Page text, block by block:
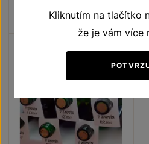
20Kč
Kliknutím na tlačítko
že je vám více